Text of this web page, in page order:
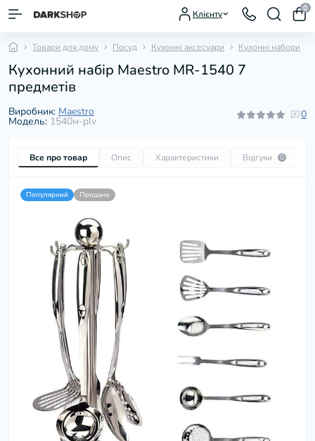
Клієнту
0
Товари для дому Посуд Кухонні аксесуари Кухонні набори
Кухонний набір Maestro MR-1540 7
предметів
Виробник: Maestro
Модель: 1540м-plv
0
Все про товар Опис Характеристики Відгуки 0
Популярний Продано